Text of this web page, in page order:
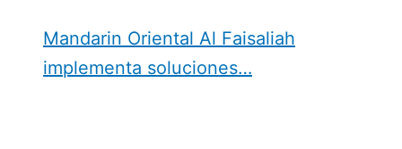
Mandarin Oriental Al Faisaliah
implementa soluciones…